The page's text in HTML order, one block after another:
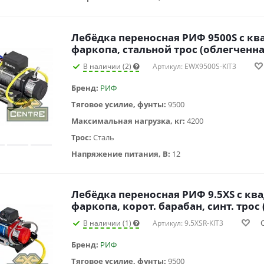
Лебёдка переносная РИФ 9500S c
фаркопа, стальной трос
В наличии (2) Артикул: EWX9500S-KIT3
Бренд: РИФ
Тяговое усилие, фунты: 9500
Максимальная нагрузка, кг: 4200
Трос: Сталь
Напряжение питания, В: 12
Лебёдка переносная РИФ 9.5XS c
фаркопа, корот. барабан, синт. трос
В наличии (1) Артикул: 9.5XSR-KIT3
Бренд: РИФ
Тяговое усилие, фунты: 9500